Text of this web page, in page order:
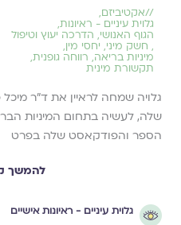
//אקטיביזם,
גלוית עיניים - ראיונות,
הגוף האנושי, הדרכה יעוץ וטיפול
, חשק מיני, יחסי מין,
מיניות בריאה, רווחה גופנית,
תקשורת מינית
גלויה שמחה לראיין את ד״ר
שלה, לעשיה בתחום המיניות
הספר והפודקאסט שלה בפרט
להמשך
גלוית עיניים - ראיונות אישיים